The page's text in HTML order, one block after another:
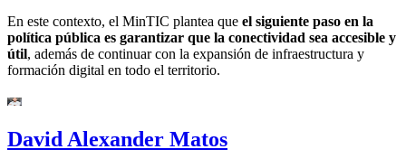
En este contexto, el MinTIC plantea que el siguiente paso en la
política pública es garantizar que la conectividad sea accesible y
útil, además de continuar con la expansión de infraestructura y
formación digital en todo el territorio.
David Alexander Matos